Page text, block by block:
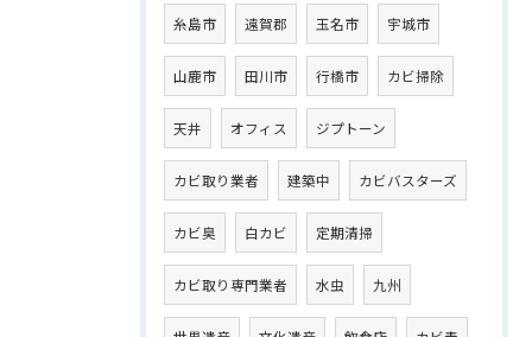
糸島市 遠賀郡 玉名市 宇城市
山鹿市 田川市 行橋市 カビ掃除
天井 オフィス ジプトーン
カビ取り業者 建築中 カビバスターズ
カビ臭 白カビ 定期清掃
カビ取り専門業者 水虫 九州